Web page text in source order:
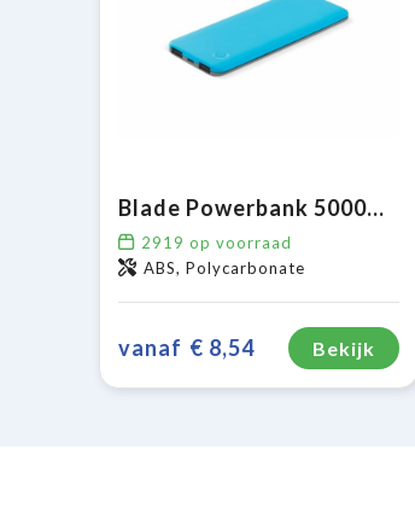
Blade Powerbank 5000mAh
2919 op voorraad
ABS, Polycarbonate
vanaf € 8,54 Bekijk